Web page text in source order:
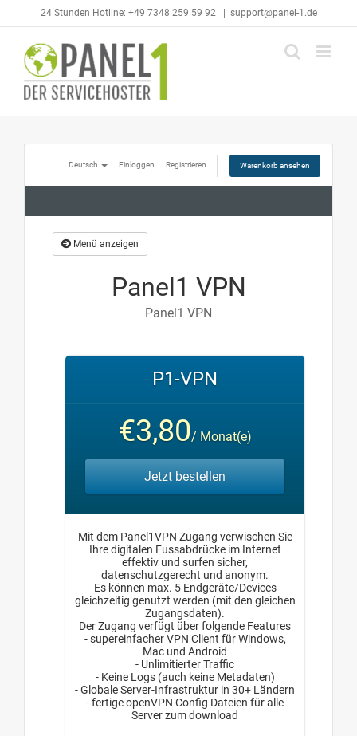
24 Stunden Hotline: +49 7348 259 59 92 support@panel-1.de
Deutsch Einloggen Registrieren Warenkorb ansehen
Menü anzeigen
Panel1 VPN
Panel1 VPN
P1-VPN
€3,80/ Monat(e)
Jetzt bestellen
Mit dem Panel1VPN Zugang verwischen Sie
Ihre digitalen Fussabdrücke im Internet
effektiv und surfen sicher,
datenschutzgerecht und anonym.
Es können max. 5 Endgeräte/Devices
gleichzeitig genutzt werden (mit den gleichen
Zugangsdaten).
Der Zugang verfügt über folgende Features
- supereinfacher VPN Client für Windows,
Mac und Android
- Unlimitierter Traffic
- Keine Logs (auch keine Metadaten)
- Globale Server-Infrastruktur in 30+ Ländern
- fertige openVPN Config Dateien für alle
Server zum download